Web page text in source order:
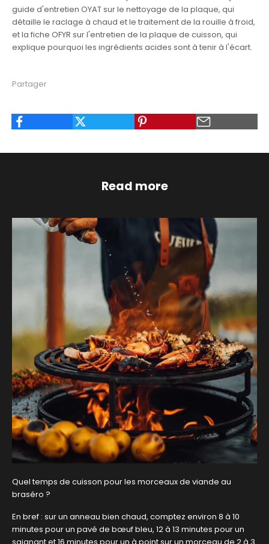
guide d'entretien OYAT sur le nettoyage de la plaque, qui
détaille le raclage à chaud et le traitement de la rouille à froid,
et la fiche OFYR sur l'entretien de la plaque de cuisson, qui
explique pourquoi les ingrédients acides sont à tenir à l'écart.
Partager
Read more
Quel temps de cuisson pour les morceaux de viande au
braséro ?
En bref : sur un anneau bien chaud, comptez environ 8 à 10
minutes pour un pavé de bœuf bleu, 12 à 13 minutes pour un
saignant et 16 minutes pour un à point sur un morceau de 2 à 3